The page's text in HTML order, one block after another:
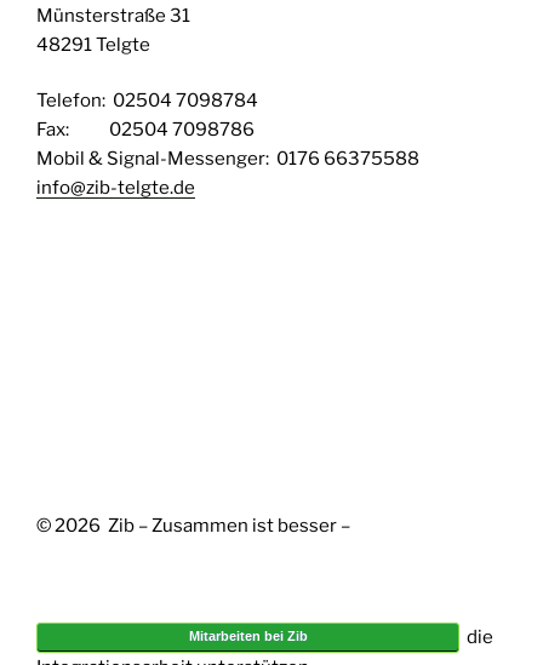
Münsterstraße 31
48291 Telgte
Telefon: 02504 7098784
Fax: 02504 7098786
Mobil & Signal-Messenger: 0176 66375588
info@zib-telgte.de
© 2026 Zib – Zusammen ist besser –
Mitarbeiten bei Zib
die